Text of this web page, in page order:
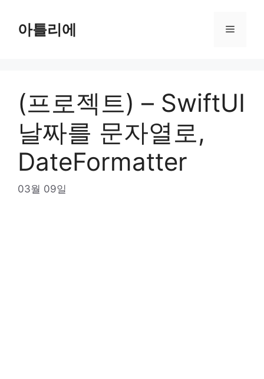
content아틀리에 Menu
(프로젝트) – SwiftUI
날짜를 문자열로,
DateFormatter
03월 09일